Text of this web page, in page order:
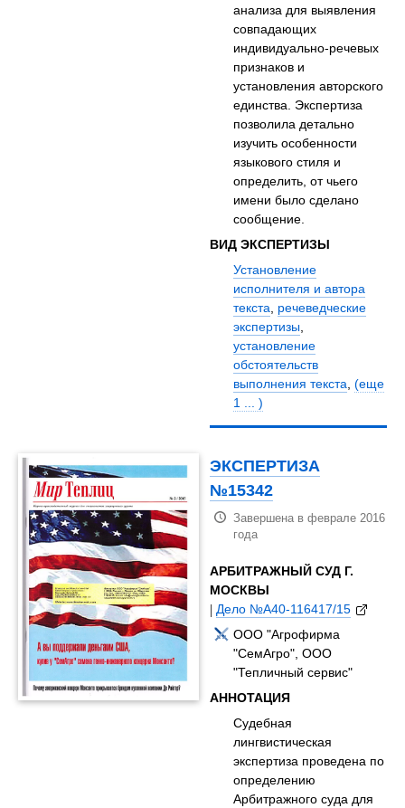
анализа для выявления
совпадающих
индивидуально-речевых
признаков и
установления авторского
единства. Экспертиза
позволила детально
изучить особенности
языкового стиля и
определить, от чьего
имени было сделано
сообщение.
ВИД ЭКСПЕРТИЗЫ
Установление
исполнителя и автора
текста, речеведческие
экспертизы,
установление
обстоятельств
выполнения текста,(еще
1 ... )
ЭКСПЕРТИЗА
№15342
Завершена в феврале 2016
года
АРБИТРАЖНЫЙ СУД Г.
МОСКВЫ
|Дело №А40-116417/15
ООО "Агрофирма
"СемАгро", ООО
"Тепличный сервис"
АННОТАЦИЯ
Судебная
лингвистическая
экспертиза проведена по
определению
Арбитражного суда для